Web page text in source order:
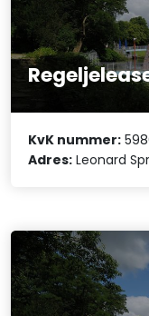
KvK nummer:
Adres: Leonard